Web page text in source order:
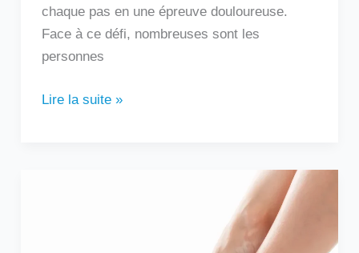
chaque pas en une épreuve douloureuse.
Face à ce défi, nombreuses sont les
personnes
Lire la suite »